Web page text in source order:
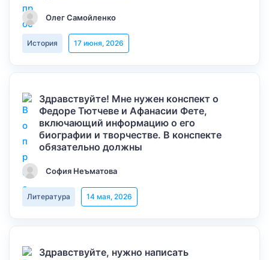
Олег Самойленко
История 17 июня, 2026
Здравствуйте! Мне нужен конспект о
Федоре Тютчеве и Афанасии Фете,
включающий информацию о его
биографии и творчестве. В конспекте
обязательно должны
София Неъматова
Литература 14 мая, 2026
Здравствуйте, нужно написать